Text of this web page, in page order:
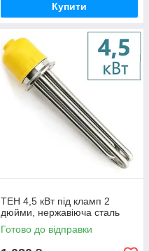
Купити
ТЕН 4,5 кВт під кламп 2
дюйми, нержавіюча сталь
Готово до відправки